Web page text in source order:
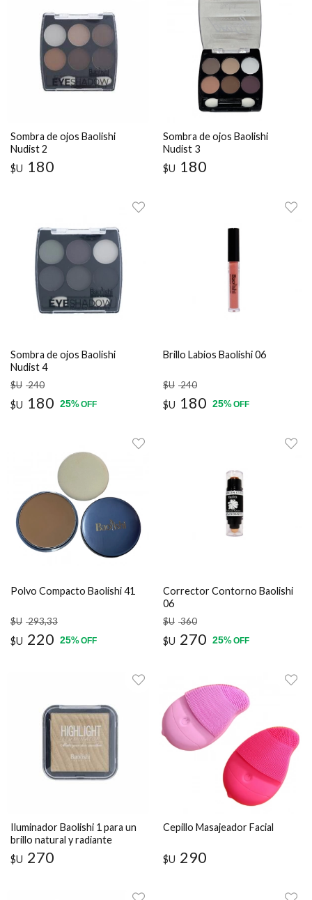
Sombra de ojos Baolishi
Nudist 2
$U 180
Sombra de ojos Baolishi
Nudist 3
$U 180
Sombra de ojos Baolishi
Nudist 4
$U 240
$U 180 25%OFF
Brillo Labios Baolishi 06
$U 240
$U 180 25%OFF
Polvo Compacto Baolishi 41
$U 293,33
$U 220 25%OFF
Corrector Contorno Baolishi
06
$U 360
$U 270 25%OFF
Iluminador Baolishi 1 para un
brillo natural y radiante
$U 270
Cepillo Masajeador Facial
$U 290